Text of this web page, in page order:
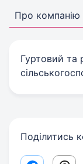
Про компанію
Гуртовий та
Поділитись